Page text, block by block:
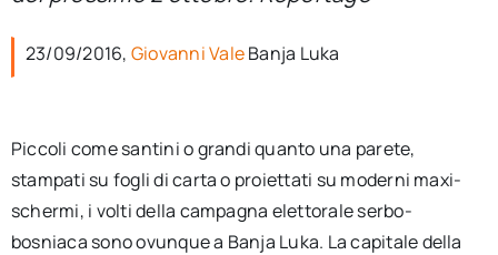
per:
Ita
23/09/2016, Giovanni ValeBanja Luka
Piccoli come santini o grandi quanto una parete,
stampati su fogli di carta o proiettati su moderni maxi-
schermi, i volti della campagna elettorale serbo-
bosniaca sono ovunque a Banja Luka. La capitale della